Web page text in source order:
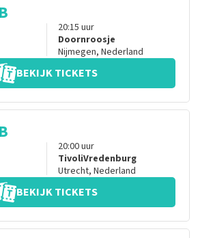
20:15 uur
Doornroosje
Nijmegen, Nederland
BEKIJK TICKETS
20:00uur
TivoliVredenburg
Utrecht, Nederland
BEKIJK TICKETS